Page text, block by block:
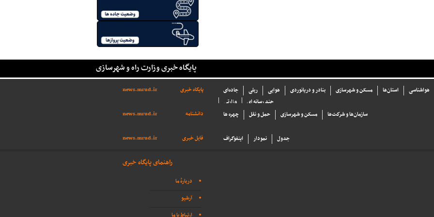
پایگاه خبری وزارت راه و شهرسازی
پایگاه خبری news.mrud.ir جاده‌ای ریلی هوایی بنادر و دریانوردی مسکن و شهرسازی استان‌ها
هواشناسی
وزارتی
چند رسانه ای
دانشنامه
news.mrud.ir چهره ها حمل و نقل مسکن و شهرسازی سازما‌ن‌ها و شركت‌ها
فایل خبری news.mrud.ir اینفوگراف نمودار جدول
راهنمای پایگاه خبری
دربارهٔ ما
آرشیو